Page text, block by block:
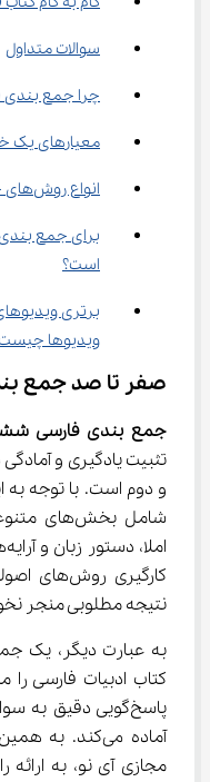
سوالات متداول
چرا جمع
معیارهای یک خلاصه‌نویسی مناسب از
انواع روش‌های جمع بندی فارسی پایه ششم چیست؟
برای جمع
است؟
برتری
ویدیوها
صفر تا صد جمع
جمع بندی فارسی
تثبیت یادگیری و
و دوم است. با توجه
شامل
کارگیری
نتیجه مطلوبی منجر
به عبارت دیگر، یک
کتاب ادبیات فارسی
پاسخ‌گویی دقیق به سوالات
آماده می‌کند.
مجازی آی نو، به ارائه